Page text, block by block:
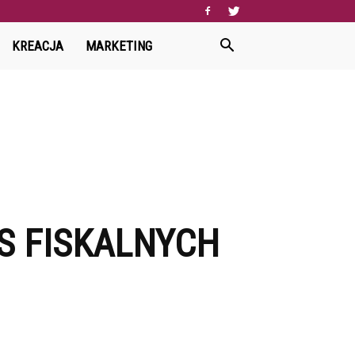
KREACJA MARKETING
FISKALNYCH